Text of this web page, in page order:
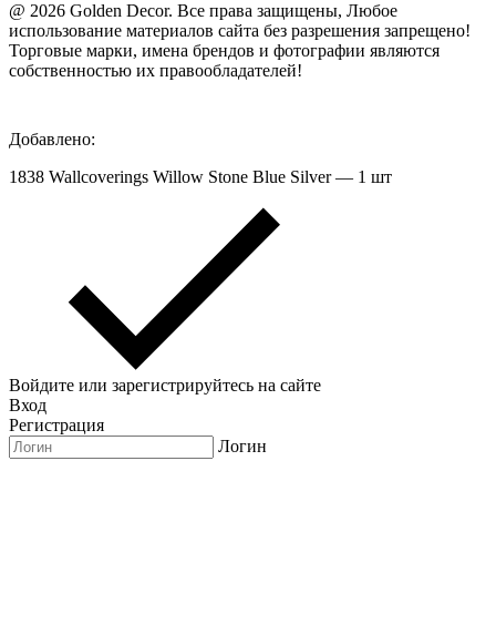
@ 2026 Golden Decor. Все права защищены, Любое
использование материалов сайта без разрешения запрещено!
Торговые марки, имена брендов и фотографии являются
собственностью их правообладателей!
Добавлено:
1838 Wallcoverings Willow Stone Blue Silver — 1 шт
Войдите или зарегистрируйтесь на сайте
Вход
Регистрация
Логин